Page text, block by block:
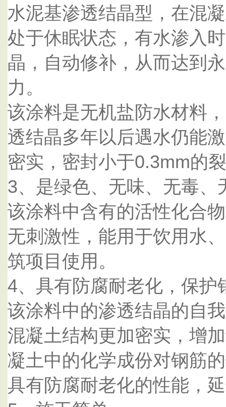
水泥基渗透结晶型，在混
处于休眠状态，有水渗入
晶，自动修补，从而达到
力。
该涂料是无机盐防水材料
透结晶多年以后遇水仍能
密实，密封小于0.3mm的
3、是绿色、无味、无毒、
该涂料中含有的活性化合
无刺激性，能用于饮用水
筑项目使用。
4、具有防腐耐老化，保护
该涂料中的渗透结晶的自
混凝土结构更加密实，增
凝土中的化学成份对钢筋
具有防腐耐老化的性能，